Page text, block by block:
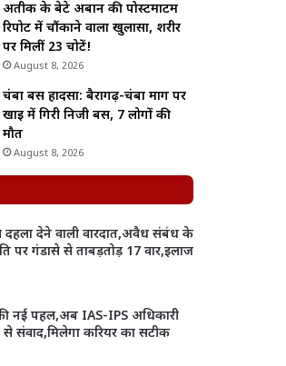
अतीक के बेटे अबान की पोस्टमार्टम
रिपोर्ट में चौंकाने वाला खुलासा, शरीर
पर मिलीं 23 चोटें!
August 8, 2026
चंबा बस हादसा: बैरागढ़-चंबा मार्ग पर
खाई में गिरी निजी बस, 7 लोगों की
मौत
August 8, 2026
देने वाली वारदात,अवैध संबंध के
पर गंडासे से ताबड़तोड़ 17 वार,इलाज
नई पहल,अब IAS-IPS अधिकारी
से संवाद,मिलेगा करियर का सटीक